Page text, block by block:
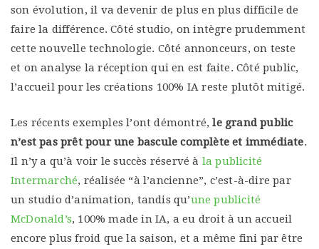
son évolution, il va devenir de plus en plus difficile de
faire la différence. Côté studio, on intègre prudemment
cette nouvelle technologie. Côté annonceurs, on teste
et on analyse la réception qui en est faite. Côté public,
l’accueil pour les créations 100% IA reste plutôt mitigé.
Les récents exemples l’ont démontré,le grand public
n’est pas prêt pour une bascule complète et immédiate.
Il n’y a qu’à voir le succès réservé à la publicité
Intermarché, réalisée “à l’ancienne”, c’est-à-dire par
un studio d’animation, tandis qu’une publicité
McDonald’s, 100% made in IA, a eu droit à un accueil
encore plus froid que la saison, et a même fini par être